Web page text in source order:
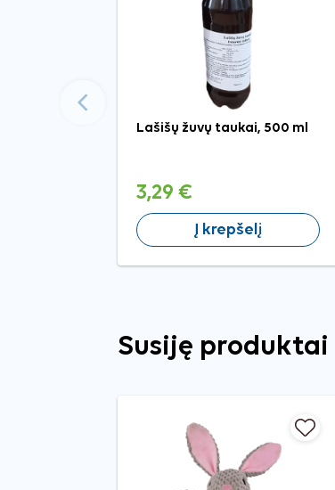
Lašišų žuvų taukai, 500 ml
3,29 €
Į krepšelį
Ankstesnis
Susiję produktai